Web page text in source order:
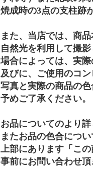
焼成時の3点の支柱跡
また、当店では、商
自然光を利用して撮
場合によっては、実
及びに、ご使用のコ
写真と実際の商品の
予めご了承ください。
お品についてのより
またお品の色合につ
上部にあります「こ
事前にお問い合わせ